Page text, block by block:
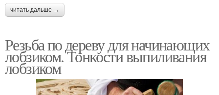
читать дальше →
Резьба по дереву для начинающих
лобзиком. Тонкости выпиливания
лобзиком